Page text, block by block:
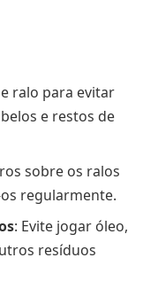
ralo para evitar
e restos de
sobre os ralos
regularmente.
: Evite jogar óleo,
resíduos